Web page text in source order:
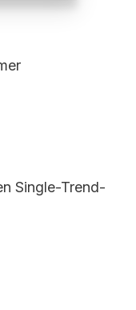
Single-Trend-